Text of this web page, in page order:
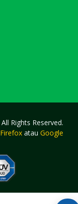
All Rights Reserved.
atau Google